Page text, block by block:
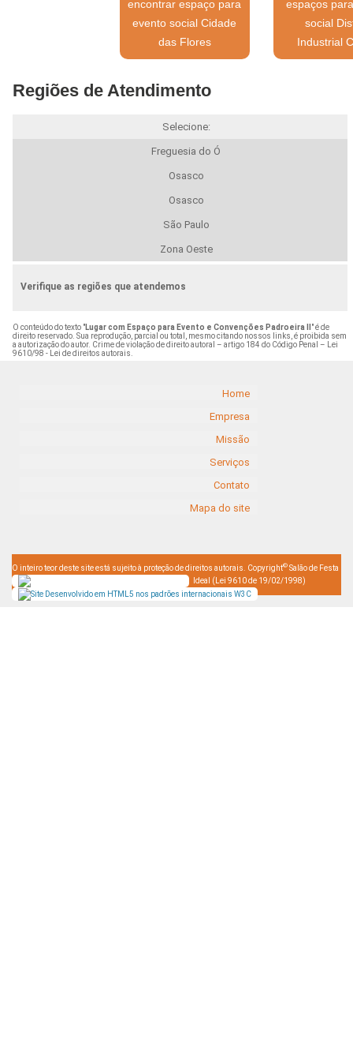
encontrar espaço para
evento social Cidade
das Flores
espaços
social
Industrial
Regiões de Atendimento
Selecione:
Freguesia do Ó
Osasco
Osasco
São Paulo
Zona Oeste
Verifique as regiões que atendemos
O conteúdo do texto "Lugar com Espaço para Evento e Convenções Padroeira II
" é de
direito reservado. Sua reprodução, parcial ou total, mesmo citando nossos links, é proibida sem
a autorização do autor. Crime de violação de direito autoral – artigo 184 do Código Penal –
Lei
9610/98 - Lei de direitos autorais
Home
Empresa
Missão
Serviços
Contato
Mapa do site
O inteiro teor deste site está sujeito à proteção de direitos autorais. Copyright© Salão de Festa
Ideal (Lei 9610 de 19/02/1998)